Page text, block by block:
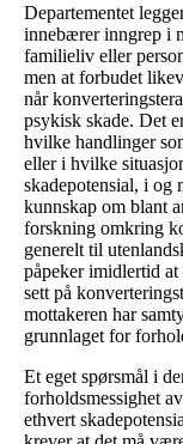
Departementet
innebærer inngrep i
familieliv eller
men at forbudet
når
psykisk skade. Det
hvilke handlinger
eller i hvilke
skadepotensial, i og
kunnskap om blant
forskning omkring
generelt til
påpeker imidlertid
sett på
mottakeren har
grunnlaget for
Et eget spørsmål i
forholdsmessighet
ethvert